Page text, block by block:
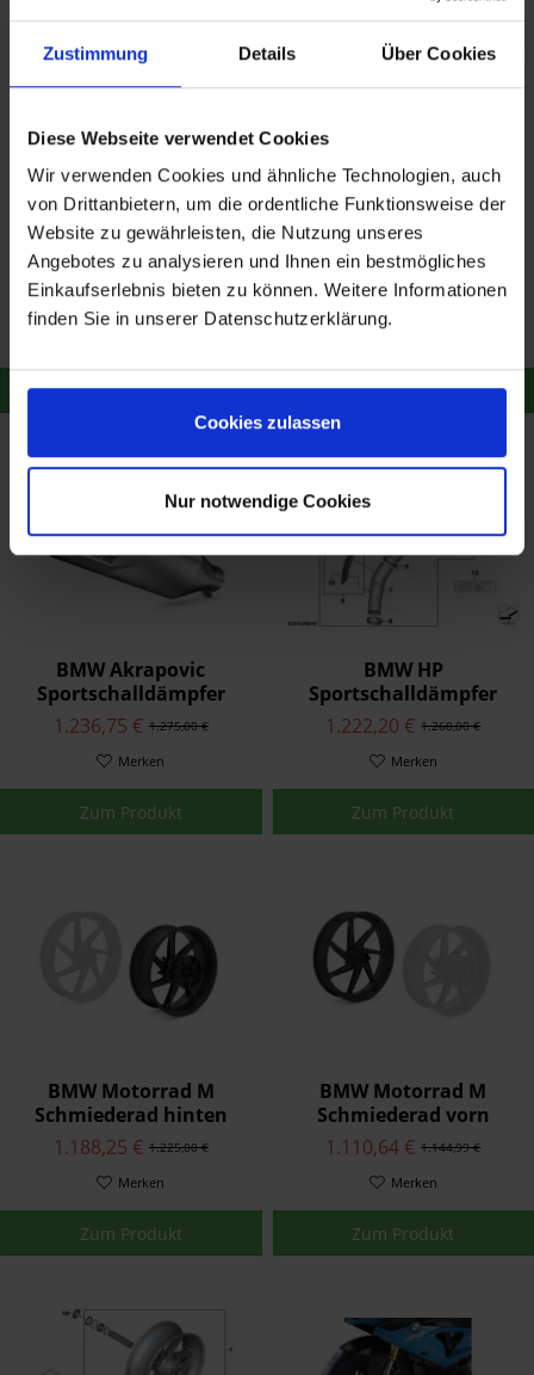
Zustimmung Details Über Cookies
Diese Webseite verwendet Cookies
Wir verwenden Cookies und ähnliche Technologien, auch
von Drittanbietern, um die ordentliche Funktionsweise der
Website zu gewährleisten, die Nutzung unseres
Angebotes zu analysieren und Ihnen ein bestmögliches
Einkaufserlebnis bieten zu können. Weitere Informationen
finden Sie in unserer Datenschutzerklärung.
Cookies zulassen
Nur notwendige Cookies
Touratech Suspension
Competition Federbein
für BMW S1000RR 2009-
2014
1.299,00 €
Zum Produkt
BMW Motorrad
S1000R/RR Satz
Akrapovic
Sportschalldämpfer
1.270,70 €
Zum Produkt
BMW Akrapovic
Sportschalldämpfer
S1000R/RR1.275,00 €
1.236,75 €
Merken
Zum Produkt
BMW HP
Sportschalldämpfer
1.260,00 €
1.222,20 €
Merken
Zum Produkt
BMW Motorrad M
Schmiederad hinten
1.225,00 €
1.188,25 €
Merken
Zum Produkt
BMW Motorrad M
Schmiederad vorn
1.144,99 €
1.110,64 €
Merken
Zum Produkt